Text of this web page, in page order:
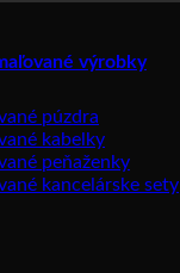
výrobky
púzdra
kabelky
peňaženky
kancelárske sety